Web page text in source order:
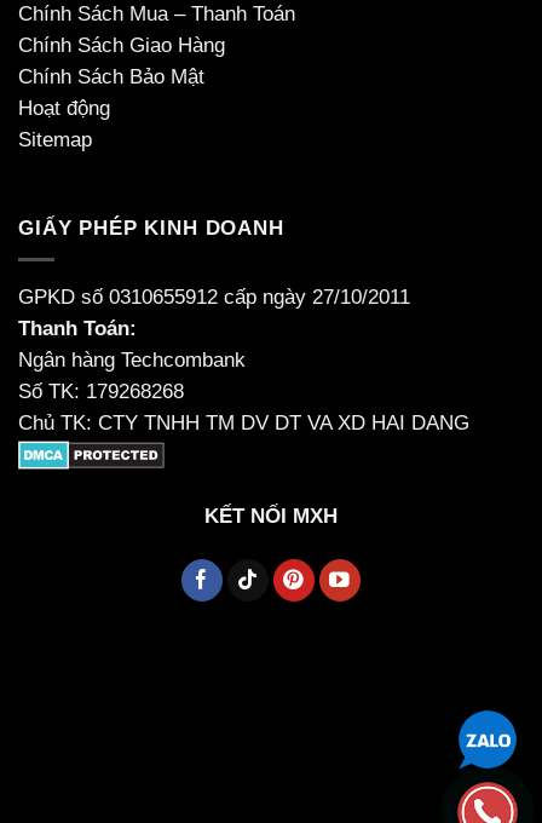
Chính Sách Mua – Thanh Toán
Chính Sách Giao Hàng
Chính Sách Bảo Mật
Hoạt động
Sitemap
GIẤY PHÉP KINH DOANH
GPKD số 0310655912 cấp ngày 27/10/2011
Thanh Toán:
Ngân hàng Techcombank
Số TK: 179268268
Chủ TK: CTY TNHH TM DV DT VA XD HAI DANG
KẾT NỐI MXH